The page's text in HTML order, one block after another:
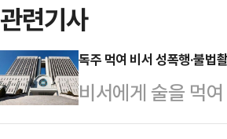
관련기사
독주 먹여 비서 성폭행·불
비서에게 술을 먹
가 2심에서도 징역